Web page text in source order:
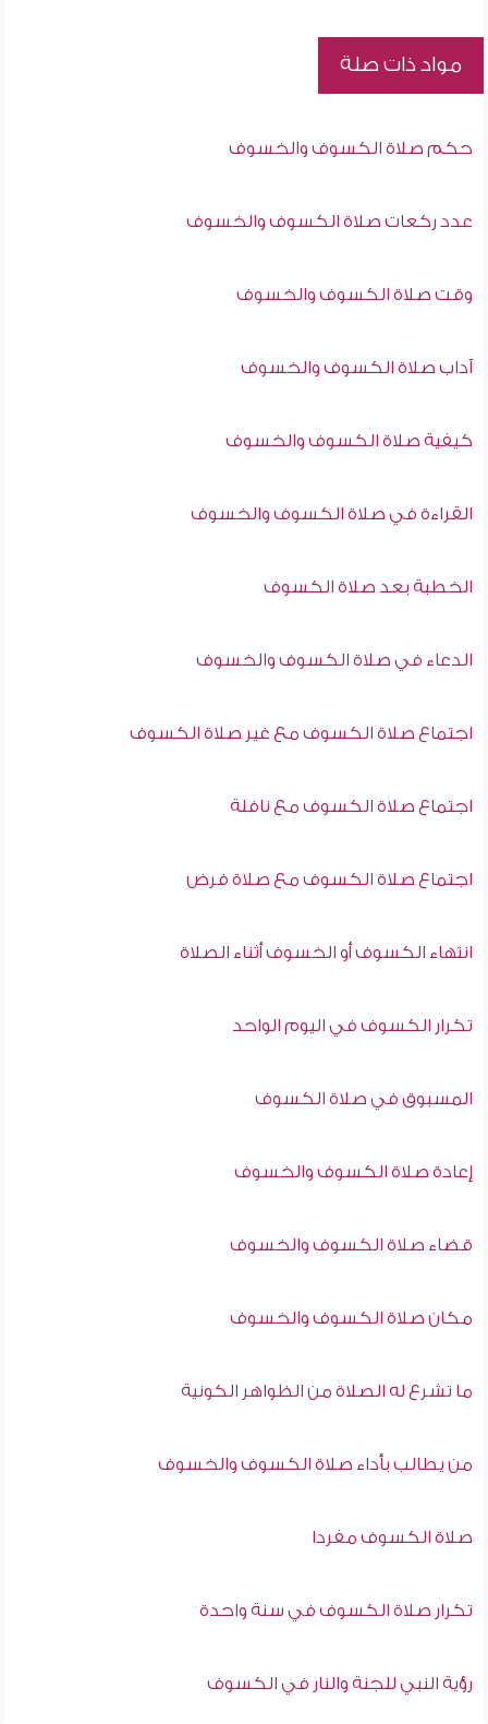
مواد ذات صلة
حكم صلاة الكسوف والخسوف
عدد ركعات صلاة الكسوف والخسوف
وقت صلاة الكسوف والخسوف
آداب صلاة الكسوف والخسوف
كيفية صلاة الكسوف والخسوف
القراءة في صلاة الكسوف والخسوف
الخطبة بعد صلاة الكسوف
الدعاء في صلاة الكسوف والخسوف
اجتماع صلاة الكسوف مع غير صلاة الكسوف
اجتماع صلاة الكسوف مع نافلة
اجتماع صلاة الكسوف مع صلاة فرض
انتهاء الكسوف أو الخسوف أثناء الصلاة
تكرار الكسوف في اليوم الواحد
المسبوق في صلاة الكسوف
إعادة صلاة الكسوف والخسوف
قضاء صلاة الكسوف والخسوف
مكان صلاة الكسوف والخسوف
ما تشرع له الصلاة من الظواهر الكونية
من يطالب بأداء صلاة الكسوف والخسوف
صلاة الكسوف مفردا
تكرار صلاة الكسوف في سنة واحدة
رؤية النبي للجنة والنار في الكسوف